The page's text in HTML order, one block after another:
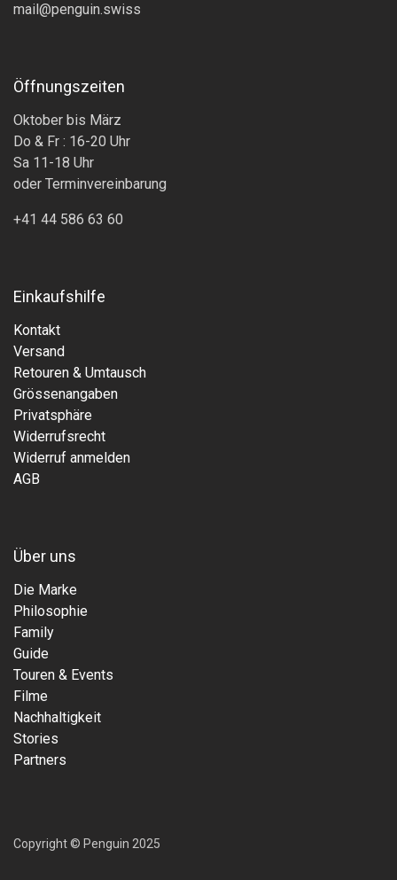
mail@penguin.swiss
Öffnungszeiten
Oktober bis März
Do & Fr : 16-20 Uhr
Sa 11-18 Uhr
oder Terminvereinbarung
+41 44 586 63 60
Einkaufshilfe
Kontakt
Versand
Retouren & Umtausch
Grössenangaben
Privatsphäre
Widerrufsrecht
Widerruf anmelden
AGB
Über uns
Die Marke
Philosophie
Family
Guide
Touren & Events
Filme
Nachhaltigkeit
Stories
Partners
Copyright © Penguin 2025